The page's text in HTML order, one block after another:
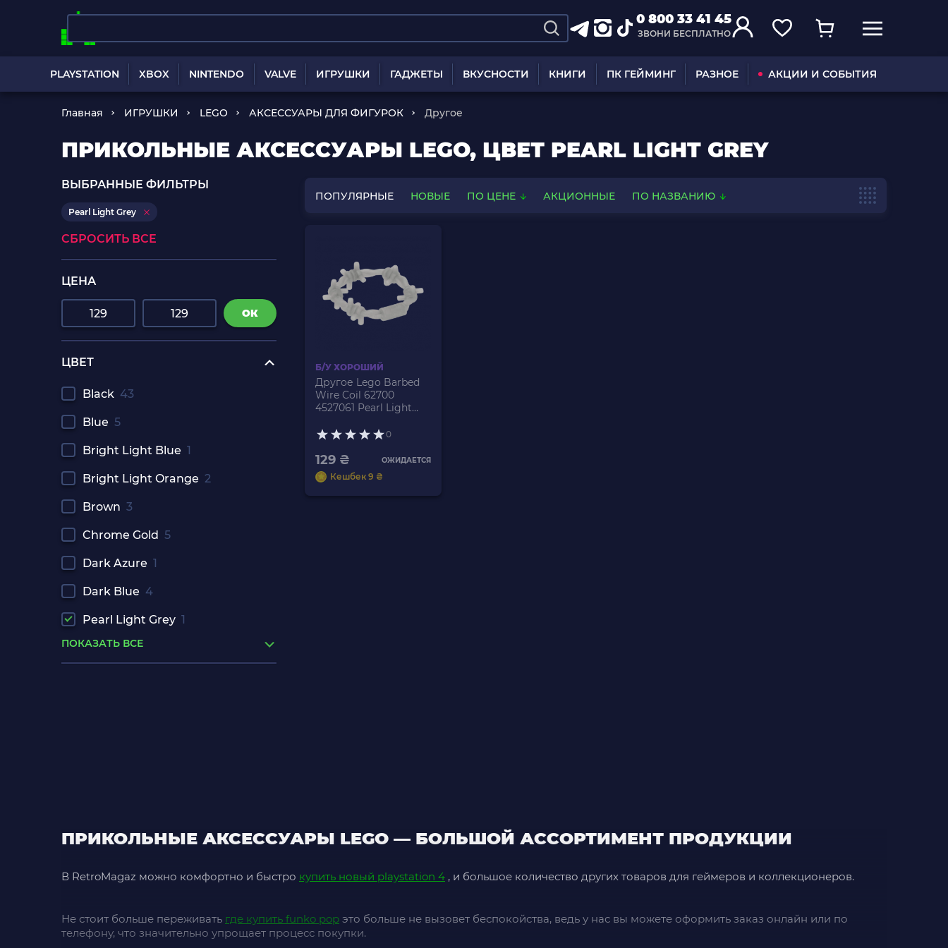
0 800 33 41 45
ЗВОНИ БЕСПЛАТНО
PLAYSTATION XBOX NINTENDO VALVE ИГРУШКИ ГАДЖЕТЫ ВКУСНОСТИ КНИГИ ПК ГЕЙМИНГ РАЗНОЕ АКЦИИ И СОБЫТИЯ
Главная ИГРУШКИ LEGO АКСЕССУАРЫ ДЛЯ ФИГУРОК Другое
ПРИКОЛЬНЫЕ АКСЕССУАРЫ LEGO, ЦВЕТ PEARL LIGHT GREY
ВЫБРАННЫЕ ФИЛЬТРЫ
Pearl Light Grey
СБРОСИТЬ ВСЕ
ЦЕНА
ОК
ЦВЕТ
Black 43
Blue 5
Bright Light Blue 1
Bright Light Orange 2
Brown 3
Chrome Gold 5
Dark Azure 1
Dark Blue 4
Pearl Light Grey 1
ПОКАЗАТЬ ВСЕ
ПОПУЛЯРНЫЕ НОВЫЕ ПО ЦЕНЕ АКЦИОННЫЕ ПО НАЗВАНИЮ
Б/У ХОРОШИЙ
Другое Lego Barbed
Wire Coil 62700
4527061 Pearl Light
0
129 ₴ ОЖИДАЕТСЯ
Кешбек 9 ₴
ПРИКОЛЬНЫЕ АКСЕССУАРЫ LEGO — БОЛЬШОЙ АССОРТИМЕНТ ПРОДУКЦИИ
В RetroMagaz можно комфортно и быстро купить новый playstation 4 , и большое количество других товаров для геймеров и коллекционеров.
Не стоит больше переживать где купить funko pop это больше не вызовет беспокойства, ведь у нас вы можете оформить заказ онлайн или по
телефону, что значительно упрощает процесс покупки.